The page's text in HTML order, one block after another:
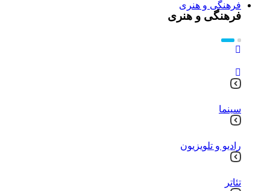
فرهنگی و هنری
فرهنگی و هنری
سینما
رادیو و تلویزیون
تئاتر